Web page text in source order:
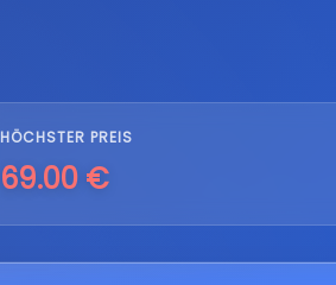
HÖCHSTER PREIS
69.00 €